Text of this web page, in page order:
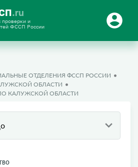
.ru
проверки и
ФССП России
ОТДЕЛЕНИЯ ФССП РОССИИ
ОБЛАСТИ
КАЛУЖСКОЙ ОБЛАСТИ